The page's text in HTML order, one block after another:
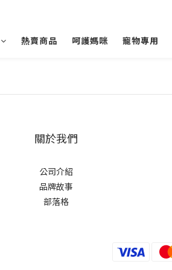
熱賣商品 呵護媽咪 寵物專用
關於我們
公司介紹
品牌故事
部落格